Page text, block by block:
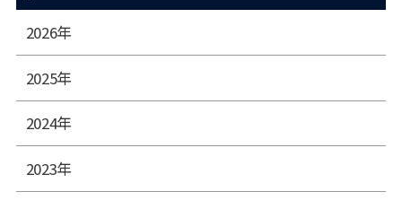
2026年
2025年
2024年
2023年